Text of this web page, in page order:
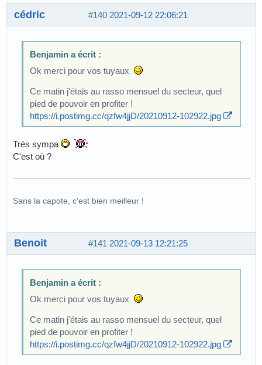
#140 2021-09-12 22:06:21
cédric
Benjamin a écrit :
Ok merci pour vos tuyaux
Ce matin j'étais au rasso mensuel du secteur, quel
pied de pouvoir en profiter !
https://i.postimg.cc/qzfw4jjD/20210912-102922.jpg
Très sympa
C'est où ?
Sans la capote, c'est bien meilleur !
#141 2021-09-13 12:21:25
Benoit
Benjamin a écrit :
Ok merci pour vos tuyaux
Ce matin j'étais au rasso mensuel du secteur, quel
pied de pouvoir en profiter !
https://i.postimg.cc/qzfw4jjD/20210912-102922.jpg